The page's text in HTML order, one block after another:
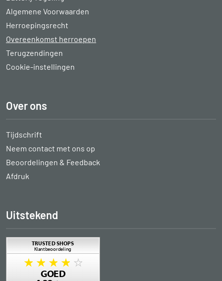
Algemene Voorwaarden
Herroepingsrecht
Overeenkomst herroepen
Terugzendingen
Cookie-instellingen
Over ons
Tijdschrift
Neem contact met ons op
Beoordelingen & Feedback
Afdruk
Uitstekend